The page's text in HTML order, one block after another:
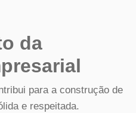
da
para a construção de
e respeitada.